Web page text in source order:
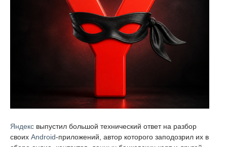
Яндекс выпустил большой технический ответ на разбор
своих Android-приложений, автор которого заподозрил их в